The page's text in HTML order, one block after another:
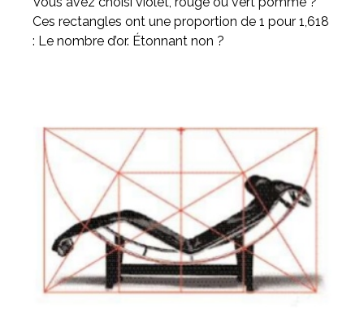
Ces rectangles ont une proportion de 1 pour 1,618
: Le nombre d’or. Étonnant non ?